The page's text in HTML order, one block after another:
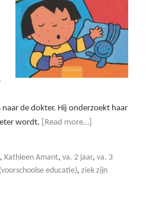
de dokter. Hij onderzoekt haar
wordt.
[Read more…]
, Kathleen Amant, va. 2 jaar, va. 3
educatie), ziek zijn